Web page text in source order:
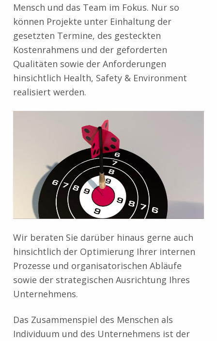
Mensch und das Team im Fokus. Nur so
können Projekte unter Einhaltung der
gesetzten Termine, des gesteckten
Kostenrahmens und der geforderten
Qualitäten sowie der Anforderungen
hinsichtlich Health, Safety & Environment
realisiert werden.
Wir beraten Sie darüber hinaus gerne auch
hinsichtlich der Optimierung Ihrer internen
Prozesse und organisatorischen Abläufe
sowie der strategischen Ausrichtung Ihres
Unternehmens.
Das Zusammenspiel des Menschen als
Individuum und des Unternehmens ist der